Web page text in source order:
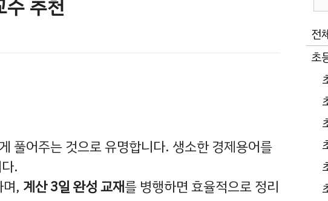
추천
풀어주는 것으로 유명합니다. 생소한 경제용어를
.
, 계산 3일 완성 교재를 병행하면 효율적으로 정리
전
초